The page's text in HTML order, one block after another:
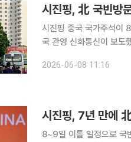
시진핑, 北 국빈방
시진핑 중국 국가주석이
국 관영 신화통신이 보도했다. 시 주석은 김정은 북한 국무위원장 겸 노동당 총비
겸 중앙판공청 주임, 왕
2026-06-08 11:16
시진핑, 7년 만에
8~9일 이틀 일정으로 국빈 방문 시진핑 중국 국가주석이 김정은 북한 국무